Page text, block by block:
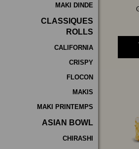
de
MAKI DINDE
CLASSIQUES
ROLLS
CALIFORNIA
CRISPY
FLOCON
MAKIS
MAKI PRINTEMPS
ASIAN BOWL
CHIRASHI